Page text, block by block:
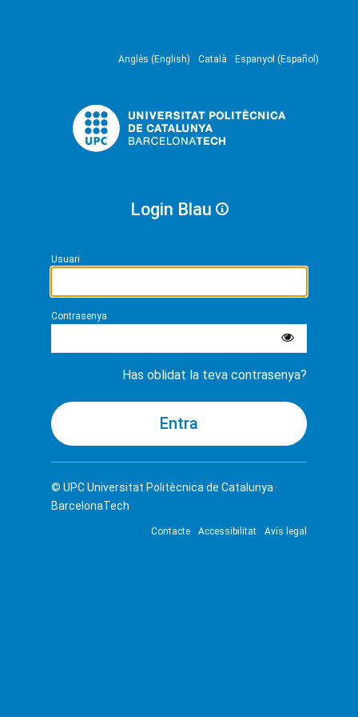
Anglès (English) Català Espanyol (Español)
Login Blau
Usuari
Contrasenya
Has oblidat la teva contrasenya?
© UPCUniversitat Politècnica de Catalunya ·
BarcelonaTech
Contacte Accessibilitat Avís legal